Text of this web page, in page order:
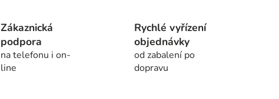
Zákaznická
podpora
na telefonu i on-
line
Rychlé vyřízení
objednávky
od zabalení po
dopravu